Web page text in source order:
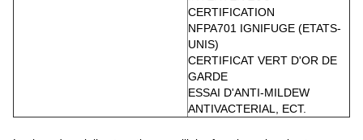
CERTIFICATION
NFPA701 IGNIFUGE (ETATS-
UNIS)
CERTIFICAT VERT D'OR DE
GARDE
ESSAI D'ANTI-MILDEW
ANTIVACTERIAL, ECT.